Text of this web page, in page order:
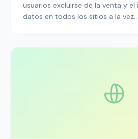
usuarios excluirse de la venta y
datos en todos los sitios a la vez.